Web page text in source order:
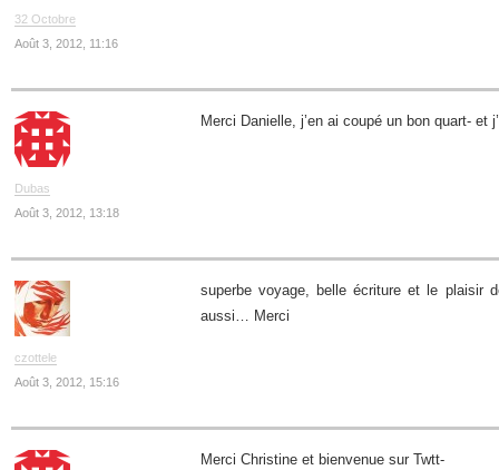
32 Octobre
Août 3, 2012, 11:16
Dubas
Août 3, 2012, 13:18
Merci Danielle, j’en ai coupé un bon quart-
czottele
Août 3, 2012, 15:16
superbe voyage, belle écriture et le plaisir
aussi… Merci
Merci Christine et bienvenue sur Twtt-